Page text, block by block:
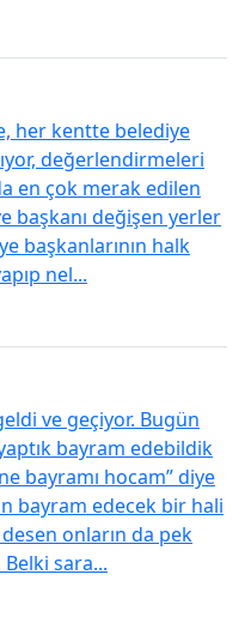
her kentte belediye
değerlendirmeleri
en çok merak edilen
başkanı değişen yerler
başkanlarının halk
nel...
ve geçiyor. Bugün
bayram edebildik
bayramı hocam” diye
bayram edecek bir hali
onların da pek
sara...